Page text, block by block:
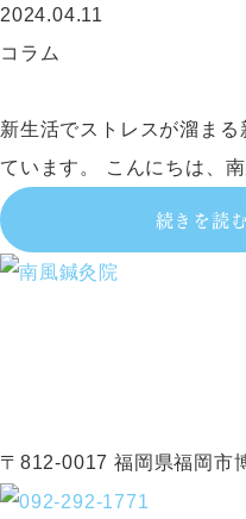
2024.04.11
コラム
新生活でストレスが溜ま
ています。 こんにちは、
続きを読む
〒812-0017 福岡県福岡市